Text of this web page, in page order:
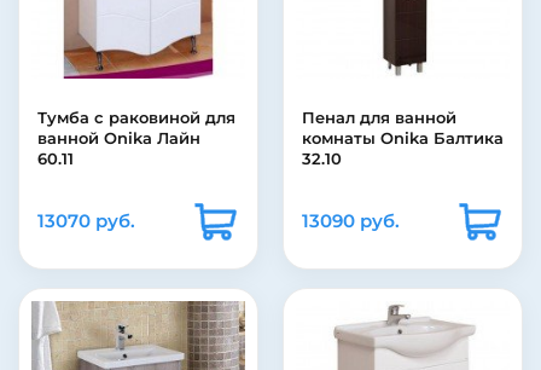
Тумба с раковиной для
ванной Onika Лайн
60.11
13070 руб.
Пенал для ванной
комнаты Onika Балтика
32.10
13090 руб.